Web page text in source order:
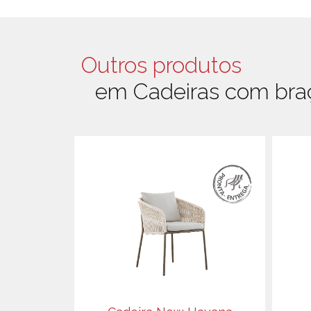
Outros produtos
em Cadeiras com